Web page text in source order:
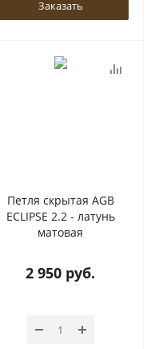
Заказать
Петля скрытая AGB
ECLIPSE 2.2 - латунь
матовая
2 950 руб.